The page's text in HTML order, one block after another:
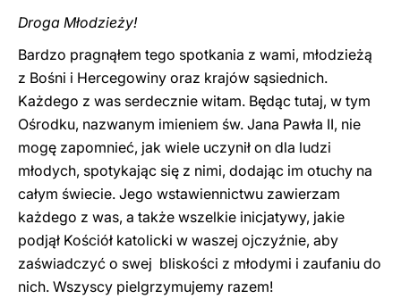
Droga Młodzieży!
Bardzo pragnąłem tego spotkania z wami, młodzieżą
z Bośni i Hercegowiny oraz krajów sąsiednich.
Każdego z was serdecznie witam. Będąc tutaj, w tym
Ośrodku, nazwanym imieniem św. Jana Pawła II, nie
mogę zapomnieć, jak wiele uczynił on dla ludzi
młodych, spotykając się z nimi, dodając im otuchy na
całym świecie. Jego wstawiennictwu zawierzam
każdego z was, a także wszelkie inicjatywy, jakie
podjął Kościół katolicki w waszej ojczyźnie, aby
zaświadczyć o swej bliskości z młodymi i zaufaniu do
nich. Wszyscy pielgrzymujemy razem!